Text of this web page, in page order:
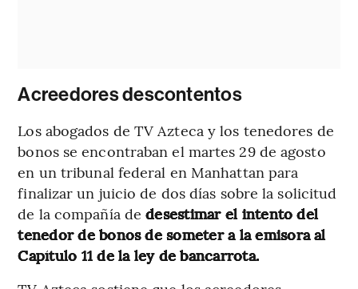
Acreedores descontentos
Los abogados de TV Azteca y los tenedores de
bonos se encontraban el martes 29 de agosto
en un tribunal federal en Manhattan para
finalizar un juicio de dos días sobre la solicitud
de la compañía dedesestimar el intento del
tenedor de bonos de someter a la emisora al
Capítulo 11 de la ley de bancarrota.